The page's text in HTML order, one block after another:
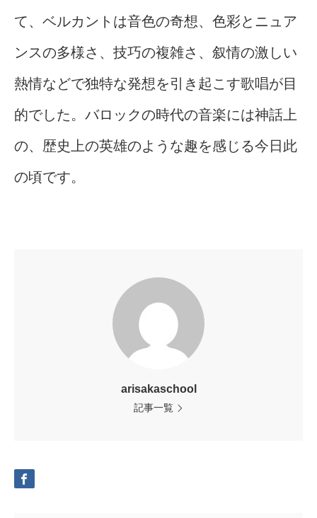
て、ベルカントは音色の奇想、色彩とニュア
ンスの多様さ、技巧の複雑さ、叙情の激しい
熱情などで独特な発想を引き起こす歌唱が目
的でした。バロックの時代の音楽には神話上
の、歴史上の英雄のような趣を感じる今日此
の頃です。
arisakaschool
記事一覧